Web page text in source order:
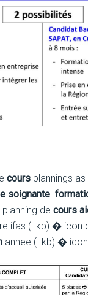
coursplannings
soignante.
de cours
ifas (. kb) � icon
annee (. kb) � icon